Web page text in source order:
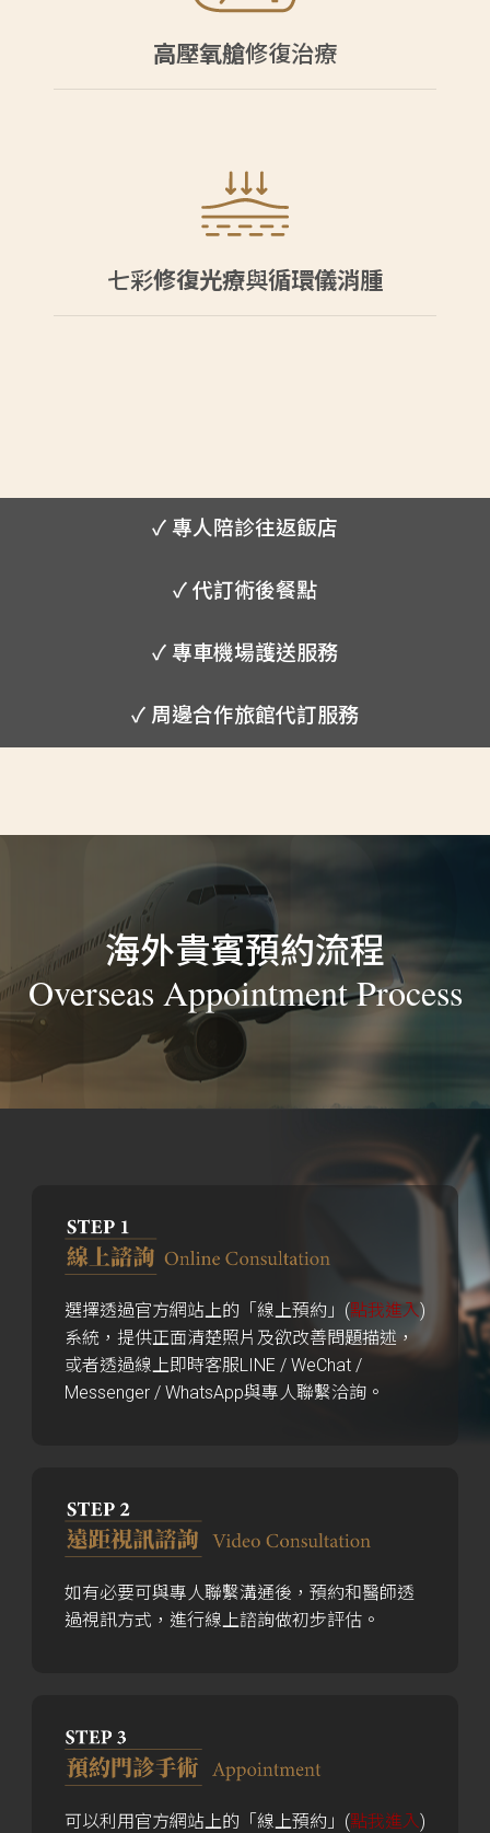
高壓氧艙修復治療
七彩修復光療與循環儀消腫
✓ 專人陪診往返飯店
✓ 代訂術後餐點
✓ 專車機場護送服務
✓ 周邊合作旅館代訂服務
海外貴賓預約流程
Overseas Appointment Process
選擇透過官方網站上的「線上預約」(點我進入)
系統，提供正面清楚照片及欲改善問題描述，
或者透過線上即時客服LINE / WeChat /
Messenger / WhatsApp與專人聯繫洽詢。
如有必要可與專人聯繫溝通後，預約和醫師透
過視訊方式，進行線上諮詢做初步評估。
可以利用官方網站上的「線上預約」(點我進入)